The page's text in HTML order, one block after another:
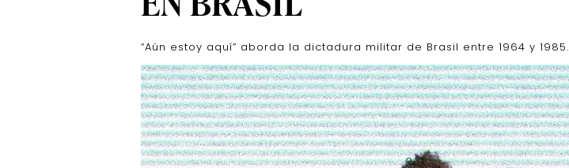
“Aún estoy aquí” aborda la dictadura militar de Brasil entre 1964 y 1985.